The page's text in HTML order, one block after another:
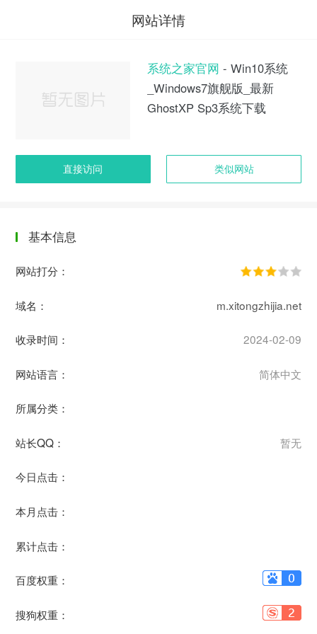
网站详情
系统之家官网 - Win10系统
_Windows7旗舰版_最新
GhostXP Sp3系统下载
直接访问 类似网站
基本信息
网站打分：
域名： m.xitongzhijia.net
收录时间： 2024-02-09
网站语言： 简体中文
所属分类：
站长QQ： 暂无
今日点击：
本月点击：
累计点击：
百度权重：
搜狗权重：